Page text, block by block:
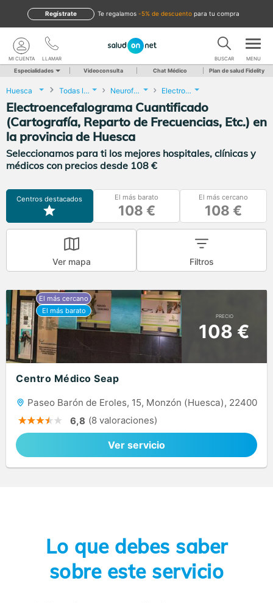
te regalamos -5% de descuento para tu compra
Regístrate
LLAMAR
MI CUENTA BUSCAR MENU
Especialidades Videoconsulta Chat Médico Plan de salud Fidelity
Huesca Todas las localidades Neurofisiología Clínica Electroencefalograma Cuantificado (Cartografía, Reparto de Frecuencias, Etc.)
Electroencefalograma Cuantificado
(Cartografía, Reparto de Frecuencias, Etc.) en
la provincia de Huesca
Seleccionamos para ti los mejores hospitales, clínicas y
médicos con precios desde 108 €
Centros destacados El más barato
108 €
El más cercano
108 €
Ver mapa Filtros
PRECIO
108 €
Centro Médico Seap
Paseo Barón de Eroles, 15, Monzón (Huesca), 22400
6,8 (8 valoraciones)
Ver servicio
Lo que debes saber
sobre este servicio